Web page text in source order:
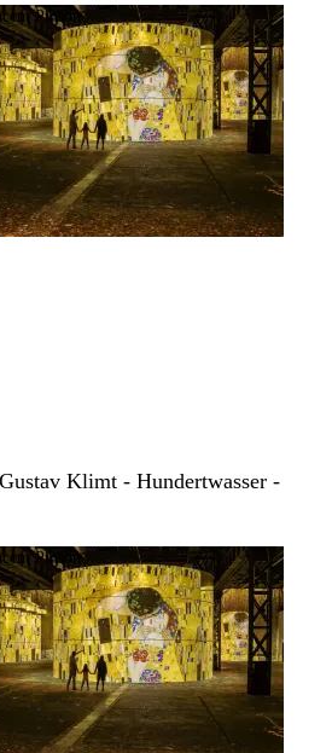
Pinson
Klimt - Hundertwasser -
Pinson